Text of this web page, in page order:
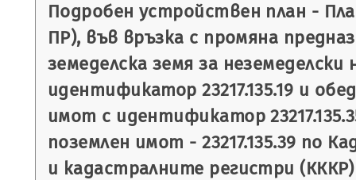
Подробен устройствен план -
ПР), във връзка с промяна
земеделска земя за
идентификатор 23217.135.19 и
имот с идентификатор
поземлен имот - 23217.135.39 по
и кадастралните регистри